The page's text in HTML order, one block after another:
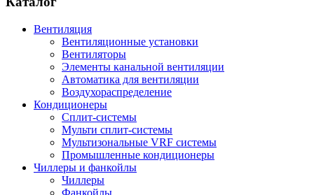
Вентиляция
Вентиляционные установки
Вентиляторы
Элементы канальной вентиляции
Автоматика для вентиляции
Воздухораспределение
Кондиционеры
Сплит-системы
Мульти сплит-системы
Мультизональные VRF системы
Промышленные кондиционеры
Чиллеры и фанкойлы
Чиллеры
Фанкойлы